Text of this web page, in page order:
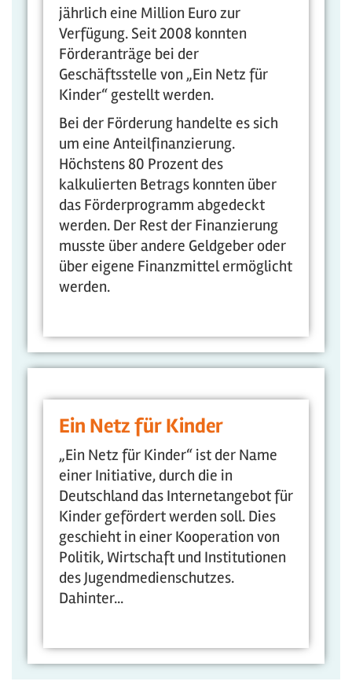
jährlich eine Million Euro zur
Verfügung. Seit 2008 konnten
Förderanträge bei der
Geschäftsstelle von „Ein Netz für
Kinder“ gestellt werden.
Bei der Förderung handelte es sich
um eine Anteilfinanzierung.
Höchstens 80 Prozent des
kalkulierten Betrags konnten über
das Förderprogramm abgedeckt
werden. Der Rest der Finanzierung
musste über andere Geldgeber oder
über eigene Finanzmittel ermöglicht
werden.
Ein Netz für Kinder
„Ein Netz für Kinder“ ist der Name
einer Initiative, durch die in
Deutschland das Internetangebot für
Kinder gefördert werden soll. Dies
geschieht in einer Kooperation von
Politik, Wirtschaft und Institutionen
des Jugendmedienschutzes.
Dahinter...